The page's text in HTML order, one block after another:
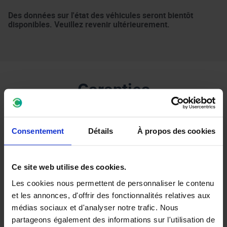
Consentement Détails À propos des cookies
Ce site web utilise des cookies.
Les cookies nous permettent de personnaliser le contenu
et les annonces, d'offrir des fonctionnalités relatives aux
médias sociaux et d'analyser notre trafic. Nous
partageons également des informations sur l'utilisation de
Des données sur l'état des véhicules seront bientôt
disponibles. Veuillez revenir ultérieurement.
Garanties
Nous garantissons que chaque
véhicule...
Est en ordre d’entretien